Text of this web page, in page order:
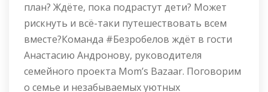
план? Ждёте, пока подрастут дети? Может
рискнуть и всё-таки путешествовать всем
вместе?Команда #Безробелов ждёт в гости
Анастасию Андронову, руководителя
семейного проекта Mom’s Bazaar. Поговорим
о семье и незабываемых уютных